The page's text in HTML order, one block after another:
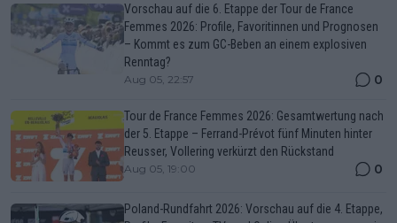
Vorschau auf die 6. Etappe der Tour de France
Femmes 2026: Profile, Favoritinnen und Prognosen
– Kommt es zum GC-Beben an einem explosiven
Renntag?
Aug 05, 22:57 0
Tour de France Femmes 2026: Gesamtwertung nach
der 5. Etappe – Ferrand-Prévot fünf Minuten hinter
Reusser, Vollering verkürzt den Rückstand
Aug 05, 19:00 0
Poland-Rundfahrt 2026: Vorschau auf die 4. Etappe,